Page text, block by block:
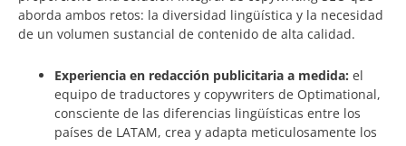
aborda ambos retos: la diversidad lingüística y la necesidad
de un volumen sustancial de contenido de alta calidad.
Experiencia en redacción publicitaria a medida: el
equipo de traductores y copywriters de Optimational,
consciente de las diferencias lingüísticas entre los
países de LATAM, crea y adapta meticulosamente los